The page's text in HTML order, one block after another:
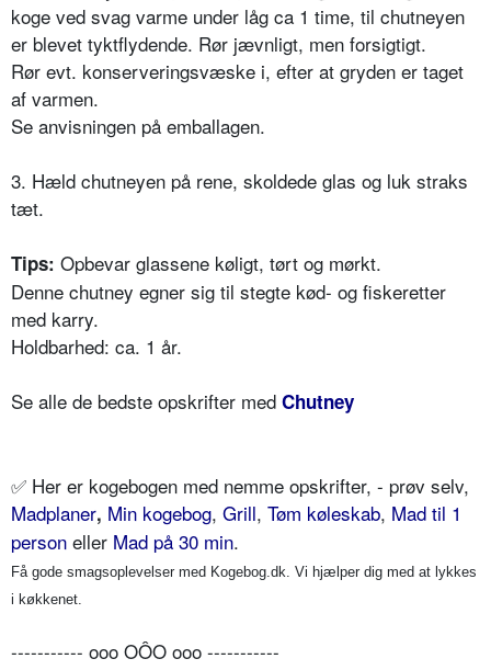
koge ved svag varme under låg ca 1 time, til chutneyen
er blevet tyktflydende. Rør jævnligt, men forsigtigt.
Rør evt. konserveringsvæske i, efter at gryden er taget
af varmen.
Se anvisningen på emballagen.
3. Hæld chutneyen på rene, skoldede glas og luk straks
tæt.
Tips: Opbevar glassene køligt, tørt og mørkt.
Denne chutney egner sig til stegte kød- og fiskeretter
med karry.
Holdbarhed: ca. 1 år.
Se alle de bedste opskrifter med Chutney
✅ Her er kogebogen med nemme opskrifter, - prøv selv,
Madplaner, Min kogebog, Grill, Tøm køleskab, Mad til 1
person eller Mad på 30 min.
Få gode smagsoplevelser med Kogebog.dk. Vi hjælper dig med at lykkes
i køkkenet.
----------- ooo OÔO ooo -----------